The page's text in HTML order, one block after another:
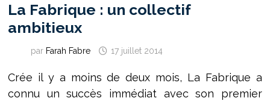
La Fabrique : un collectif
ambitieux
par Farah Fabre 17 juillet 2014
Crée il y a moins de deux mois, La Fabrique a
connu un succès immédiat avec son premier